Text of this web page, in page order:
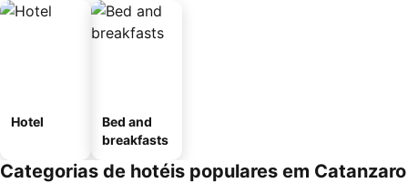
Hotel
Bed and
breakfasts
Categorias de hotéis populares em Catanzaro